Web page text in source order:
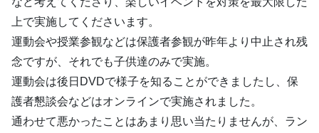
上で実施してくださいます。
運動会や授業参観などは保護者参観が昨年より中止され残
念ですが、それでも子供達のみで実施。
運動会は後日DVDで様子を知ることができましたし、保
護者懇談会などはオンラインで実施されました。
通わせて悪かったことはあまり思い当たりませんが、ラン